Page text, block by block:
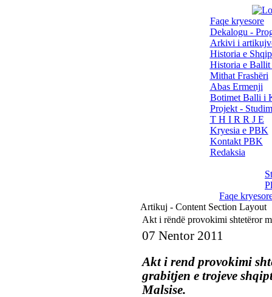
Faqe kryesore
Dekalogu -
Arkivi i
Historia e
Historia e Ballit
Mithat Frashëri
Abas Ermenji
Botimet Balli i
Projekt -
T H I R R J E
Kryesia e PBK
Kontakt PBK
Redaksia
Faqe
Artikuj - Content Section Layout
Akt i rëndë provokimi shtetëror
07 Nentor 2011
Akt i rend provokimi
grabitjen e trojeve
Malsise.